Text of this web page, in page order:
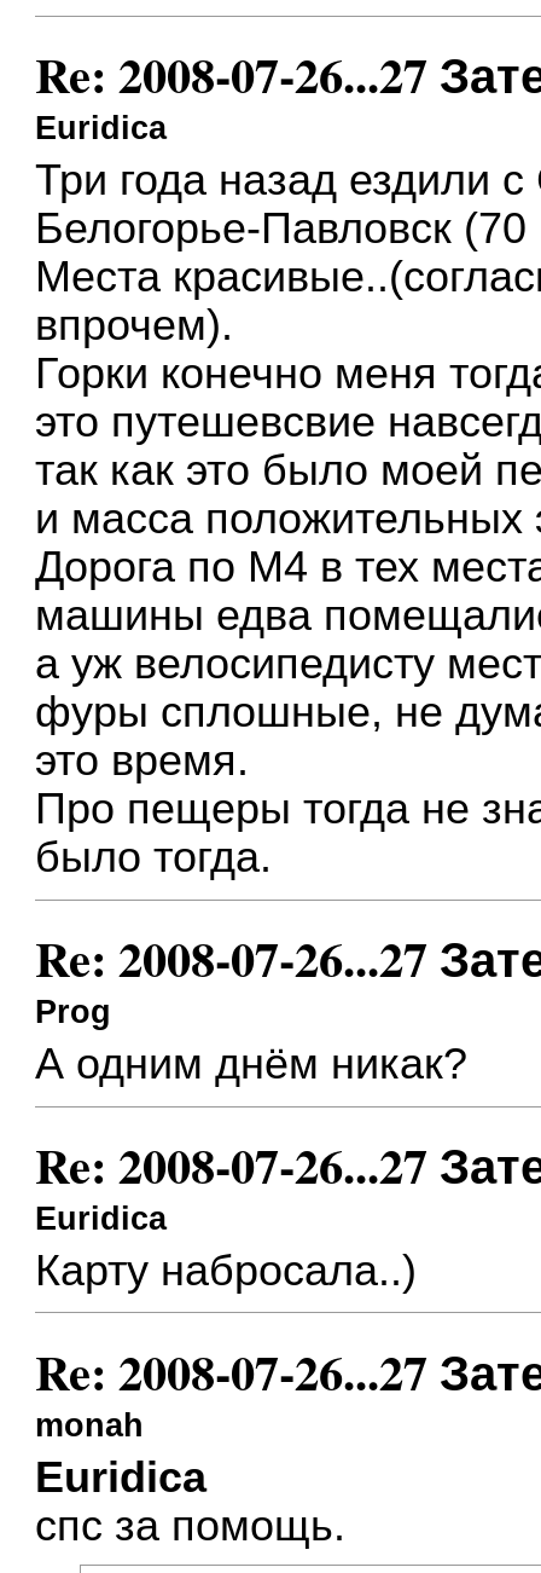
Re: 2008-07-26...27
Euridica
Три года назад ездили
Белогорье-Павловск (70
Места
впрочем).
Горки конечно меня
это путешевсвие
так как это было моей
и масса положительных
Дорога по М4 в тех
машины едва
а уж велосипедисту
фуры сплошные, не
это время.
Про пещеры тогда не
было тогда.
Re: 2008-07-26...27
Prog
А одним днём никак?
Re: 2008-07-26...27
Euridica
Карту набросала..)
Re: 2008-07-26...27
monah
Euridica
спс за помощь.